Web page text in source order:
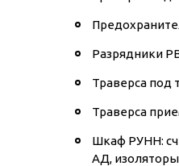
Разрядники
Траверса под
Траверса
Шкаф РУНН:
АД,